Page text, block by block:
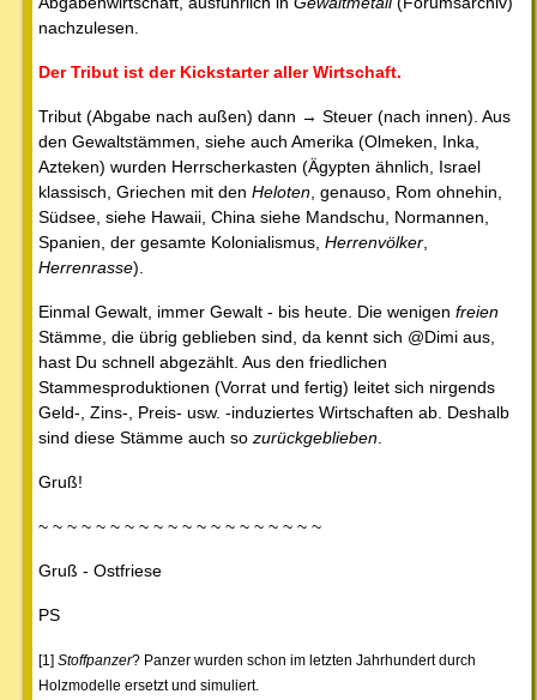
nachzulesen.
Der Tribut ist der Kickstarter aller Wirtschaft.
Tribut (Abgabe nach außen) dann → Steuer (nach innen). Aus
den Gewaltstämmen, siehe auch Amerika (Olmeken, Inka,
Azteken) wurden Herrscherkasten (Ägypten ähnlich, Israel
klassisch, Griechen mit den Heloten , genauso, Rom ohnehin,
Südsee, siehe Hawaii, China siehe Mandschu, Normannen,
Spanien, der gesamte Kolonialismus, Herrenvölker
Herrenrasse).
Einmal Gewalt, immer Gewalt - bis heute. Die wenigen freien
Stämme, die übrig geblieben sind, da kennt sich @Dimi aus,
hast Du schnell abgezählt. Aus den friedlichen
Stammesproduktionen (Vorrat und fertig) leitet sich nirgends
Geld-, Zins-, Preis- usw. -induziertes Wirtschaften ab. Deshalb
sind diese Stämme auch so zurückgeblieben
Gruß!
~ ~ ~ ~ ~ ~ ~ ~ ~ ~ ~ ~ ~ ~ ~ ~ ~ ~ ~ ~
Gruß - Ostfriese
PS
[1] Stoffpanzer? Panzer wurden schon im letzten Jahrhundert durch
Holzmodelle ersetzt und simuliert.